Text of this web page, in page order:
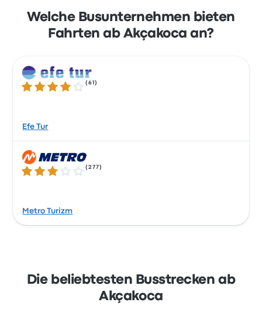
Welche Busunternehmen bieten
Fahrten ab Akçakoca an?
3.9 von 5 Sternen
(61 )
Efe Tur
2.8 von 5 Sternen
(277 )
Metro Turizm
Die beliebtesten Busstrecken ab
Akçakoca